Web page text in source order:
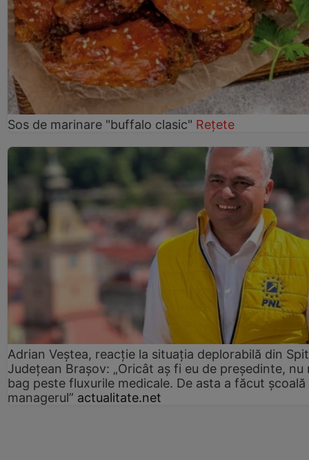
Sos de marinare "buffalo clasic" Rețete
Adrian Veștea, reacție la situația deplorabilă din
Județean Brașov: „Oricât aș fi eu de președinte, nu
bag peste fluxurile medicale. De asta a făcut școală
managerul” actualitate.net